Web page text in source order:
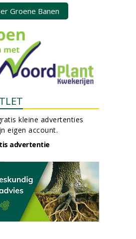
Groene Banen
kleine advertenties
eigen account.
advertentie